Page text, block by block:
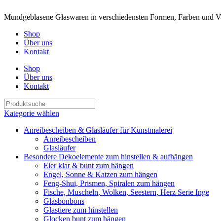
Mundgeblasene Glaswaren in verschiedensten Formen, Farben und
Shop
Über uns
Kontakt
Shop
Über uns
Kontakt
Kategorie wählen
Anreibescheiben & Glasläufer für Kunstmalerei
Anreibescheiben
Glasläufer
Besondere Dekoelemente zum hinstellen & aufhängen
Eier klar & bunt zum hängen
Engel, Sonne & Katzen zum hängen
Feng-Shui, Prismen, Spiralen zum hängen
Fische, Muscheln, Wolken, Seestern, Herz Serie Inge
Glasbonbons
Glastiere zum hinstellen
Glocken bunt zum hängen